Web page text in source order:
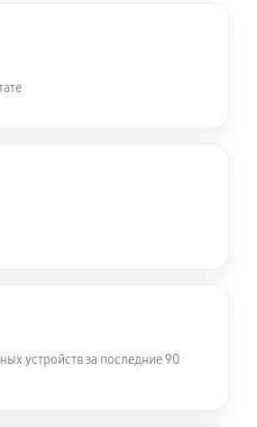
кофемашины Nivona Cafe
устройств за последние 90